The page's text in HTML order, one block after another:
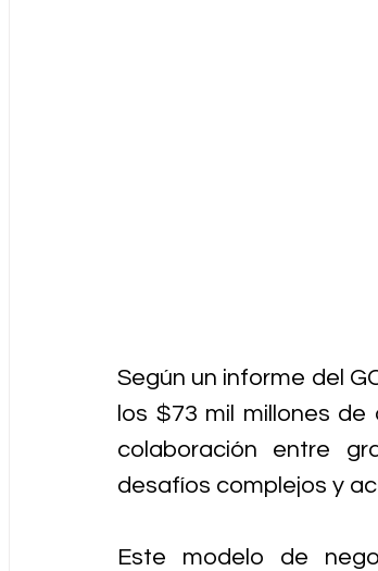
Según un informe del
los $73 mil millones
colaboración entre
desafíos complejos y
Este modelo de